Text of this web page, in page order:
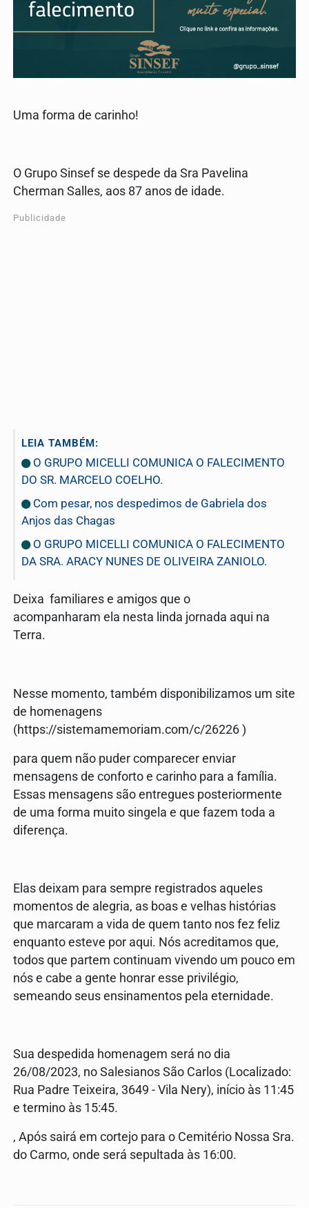
Uma forma de carinho!
O Grupo Sinsef se despede da Sra Pavelina
Cherman Salles, aos 87 anos de idade.
Publicidade
LEIA TAMBÉM:
O GRUPO MICELLI COMUNICA O FALECIMENTO
DO SR. MARCELO COELHO.
Com pesar, nos despedimos de Gabriela dos
Anjos das Chagas
O GRUPO MICELLI COMUNICA O FALECIMENTO
DA SRA. ARACY NUNES DE OLIVEIRA ZANIOLO.
Deixa familiares e amigos que o
acompanharam ela nesta linda jornada aqui na
Terra.
Nesse momento, também disponibilizamos um site
de homenagens
(https://sistemamemoriam.com/c/26226 )
para quem não puder comparecer enviar
mensagens de conforto e carinho para a família.
Essas mensagens são entregues posteriormente
de uma forma muito singela e que fazem toda a
diferença.
Elas deixam para sempre registrados aqueles
momentos de alegria, as boas e velhas histórias
que marcaram a vida de quem tanto nos fez feliz
enquanto esteve por aqui. Nós acreditamos que,
todos que partem continuam vivendo um pouco em
nós e cabe a gente honrar esse privilégio,
semeando seus ensinamentos pela eternidade.
Sua despedida homenagem será no dia
26/08/2023, no Salesianos São Carlos (Localizado:
Rua Padre Teixeira, 3649 - Vila Nery), início às 11:45
e termino às 15:45.
, Após sairá em cortejo para o Cemitério Nossa Sra.
do Carmo, onde será sepultada às 16:00.